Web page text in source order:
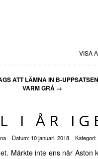
VISA
ATT LÄMNA IN B-UPPSATSEN
VARM GRÅ →
I ÅR
Datum: 10 januari, 2018 Kategori:
Märkte inte ens när Aston